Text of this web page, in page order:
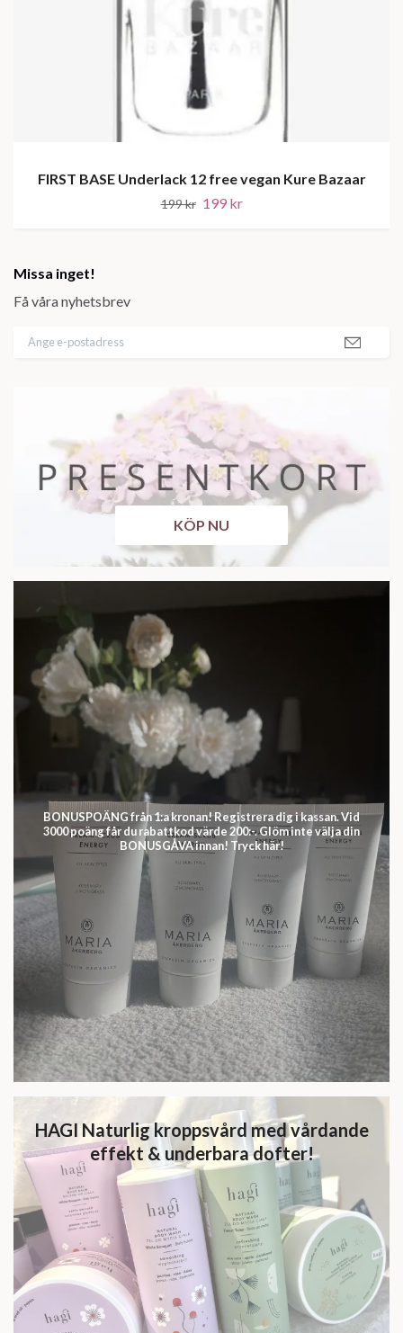
Missa inget!
Få våra nyhetsbrev
KÖP NU
BONUSPOÄNG från 1:a kronan! Registrera dig i kassan. Vid
3000 poäng får du rabattkod värde 200:-. Glöm inte välja din
BONUSGÅVA innan! Tryck här!
HAGI Naturlig kroppsvård med vårdande
effekt & underbara dofter!
FIRST BASE Underlack 12 free vegan Kure Bazaar
199 kr 199 kr